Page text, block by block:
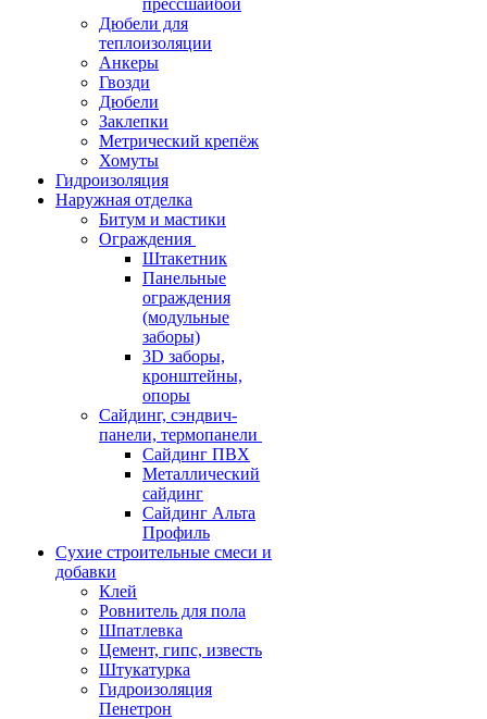
прессшайбой
Дюбели для
теплоизоляции
Анкеры
Гвозди
Дюбели
Заклепки
Метрический крепёж
Хомуты
Гидроизоляция
Наружная отделка
Битум и мастики
Ограждения
Штакетник
Панельные
ограждения
(модульные
заборы)
3D заборы,
кронштейны,
опоры
Cайдинг, сэндвич-
панели, термопанели
Сайдинг ПВХ
Металлический
сайдинг
Сайдинг Альта
Профиль
Сухие строительные смеси и
добавки
Клей
Ровнитель для пола
Шпатлевка
Цемент, гипс, известь
Штукатурка
Гидроизоляция
Пенетрон